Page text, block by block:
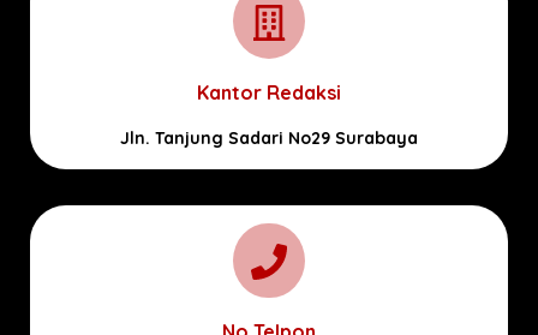
Kantor Redaksi
Jln. Tanjung Sadari No29 Surabaya